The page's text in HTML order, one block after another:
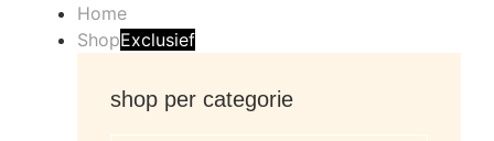
Home
ShopExclusief
shop per categorie